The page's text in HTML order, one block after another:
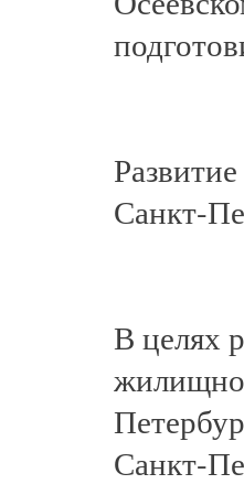
Санкт-
В целях
Санкт-